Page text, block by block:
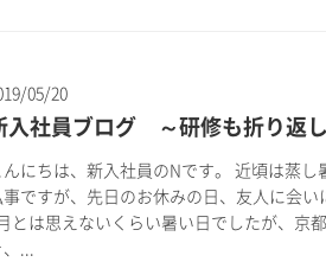
05/20
入社員ブログ ～研修も折り返
にちは、新入社員のNです。 近頃は蒸し
ですが、先日のお休みの日、友人に会い
とは思えないくらい暑い日でしたが、京
...